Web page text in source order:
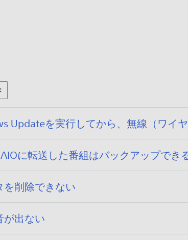
Updateを実行してから、無線（ワイ
に転送した番組はバックアップでき
を削除できない
が出ない